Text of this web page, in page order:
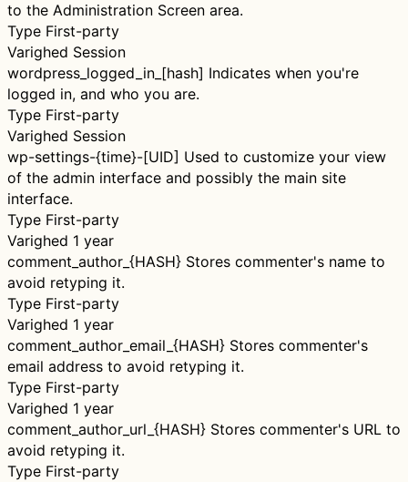
to the Administration Screen area.
Type First-party
Varighed Session
wordpress_logged_in_[hash] Indicates when you're
logged in, and who you are.
Type First-party
Varighed Session
wp-settings-{time}-[UID] Used to customize your view
of the admin interface and possibly the main site
interface.
Type First-party
Varighed 1 year
comment_author_{HASH} Stores commenter's name to
avoid retyping it.
Type First-party
Varighed 1 year
comment_author_email_{HASH} Stores commenter's
email address to avoid retyping it.
Type First-party
Varighed 1 year
comment_author_url_{HASH} Stores commenter's URL to
avoid retyping it.
Type First-party